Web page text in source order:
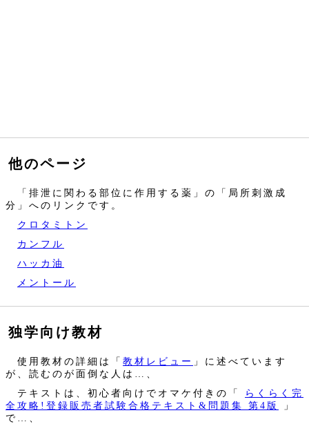
他のページ
「排泄に関わる部位に作用する薬」の「局所刺激成
分」へのリンクです。
クロタミトン
カンフル
ハッカ油
メントール
独学向け教材
使用教材の詳細は「 教材レビュー 」に述べています
が、読むのが面倒な人は…、
テキストは、初心者向けでオマケ付きの「
らくらく完
全攻略!登録販売者試験合格テキスト&問題集 第4版
」
で…、